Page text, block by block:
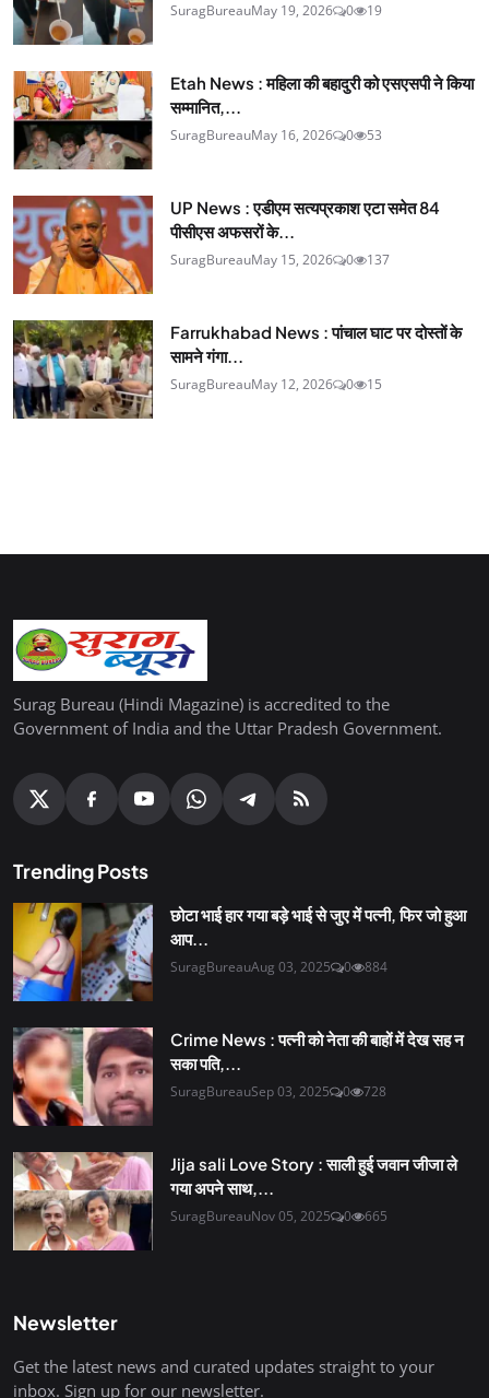
SuragBureauMay 19, 2026 0 19
Etah News : महिला की बहादुरी को एसएसपी ने किया
सम्मानित,...
SuragBureauMay 16, 2026 0 53
UP News : एडीएम सत्यप्रकाश एटा समेत 84
पीसीएस अफसरों के...
SuragBureauMay 15, 2026 0 137
Farrukhabad News : पांचाल घाट पर दोस्तों के
सामने गंगा...
SuragBureauMay 12, 2026 0 15
Surag Bureau (Hindi Magazine) is accredited to the
Government of India and the Uttar Pradesh Government.
Trending Posts
छोटा भाई हार गया बड़े भाई से जुए में पत्नी, फिर जो हुआ
आप...
SuragBureauAug 03, 2025 0 884
Crime News : पत्नी को नेता की बाहों में देख सह न
सका पति,...
SuragBureauSep 03, 2025 0 728
Jija sali Love Story : साली हुई जवान जीजा ले
गया अपने साथ,...
SuragBureauNov 05, 2025 0 665
Newsletter
Get the latest news and curated updates straight to your
inbox. Sign up for our newsletter.